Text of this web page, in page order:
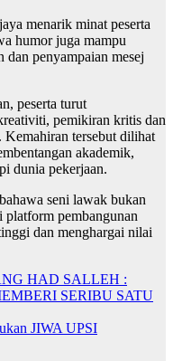
menarik minat peserta
humor juga mampu
penyampaian mesej
peserta turut
pemikiran kritis dan
Kemahiran tersebut dilihat
akademik,
dunia pekerjaan.
seni lawak bukan
platform pembangunan
dan menghargai nilai
HAD SALLEH :
SERIBU SATU
JIWA UPSI